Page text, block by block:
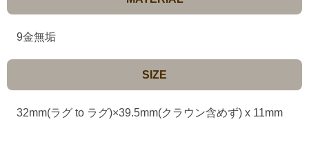
9金無垢
SIZE
32mm(ラグ to ラグ)×39.5mm(クラウン含めず) x 11mm